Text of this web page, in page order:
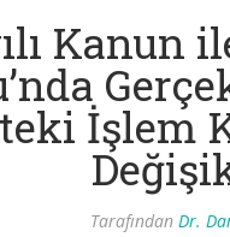
Kanun
İşlem
Tarafından Dr.